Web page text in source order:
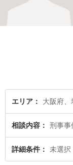
エリア 大阪府、
相談内容 刑事事
詳細条件 未選択